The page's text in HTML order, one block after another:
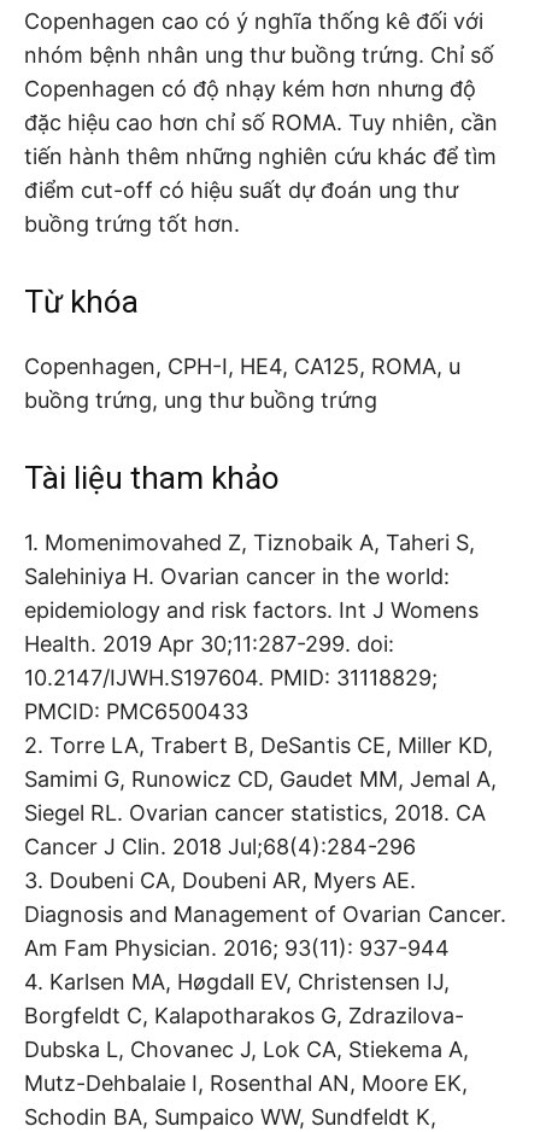
Copenhagen cao có ý nghĩa thống kê đối với
nhóm bệnh nhân ung thư buồng trứng. Chỉ số
Copenhagen có độ nhạy kém hơn nhưng độ
đặc hiệu cao hơn chỉ số ROMA. Tuy nhiên, cần
tiến hành thêm những nghiên cứu khác để tìm
điểm cut-off có hiệu suất dự đoán ung thư
buồng trứng tốt hơn.
Từ khóa
Copenhagen, CPH-I, HE4, CA125, ROMA, u
buồng trứng, ung thư buồng trứng
Tài liệu tham khảo
1. Momenimovahed Z, Tiznobaik A, Taheri S,
Salehiniya H. Ovarian cancer in the world:
epidemiology and risk factors. Int J Womens
Health. 2019 Apr 30;11:287-299. doi:
10.2147/IJWH.S197604. PMID: 31118829;
PMCID: PMC6500433
2. Torre LA, Trabert B, DeSantis CE, Miller KD,
Samimi G, Runowicz CD, Gaudet MM, Jemal A,
Siegel RL. Ovarian cancer statistics, 2018. CA
Cancer J Clin. 2018 Jul;68(4):284-296
3. Doubeni CA, Doubeni AR, Myers AE.
Diagnosis and Management of Ovarian Cancer.
Am Fam Physician. 2016; 93(11): 937-944
4. Karlsen MA, Høgdall EV, Christensen IJ,
Borgfeldt C, Kalapotharakos G, Zdrazilova-
Dubska L, Chovanec J, Lok CA, Stiekema A,
Mutz-Dehbalaie I, Rosenthal AN, Moore EK,
Schodin BA, Sumpaico WW, Sundfeldt K,